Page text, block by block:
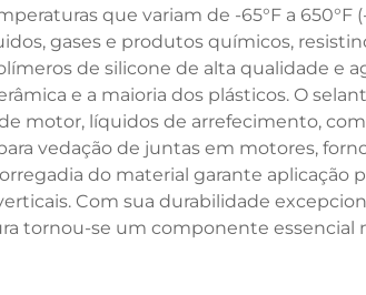
que variam de -65°F a
gases e produtos químicos,
de silicone de alta qualidade e
e a maioria dos plásticos. O
motor, líquidos de arrefecimento,
vedação de juntas em motores,
do material garante aplicação
Com sua durabilidade
tornou-se um componente essencial